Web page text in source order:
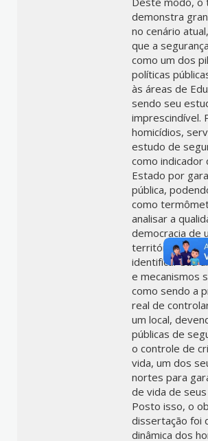
demonstra
no cenário
que a
como um dos
políticas
às áreas de
sendo seu
imprescindível.
homicídios,
estudo de
como indicador
Estado por
pública,
como
analisar a
democracia de
território,
identificar sua
e mecanismos
como sendo a
real de
um local,
públicas de
o controle de
vida, um dos
nortes para
de vida de
Posto isso, o
dissertação foi
dinâmica dos